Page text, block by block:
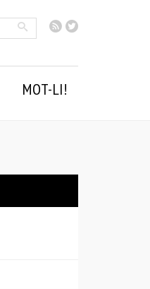
RSSTwitter
Cercar
MOT-LI!